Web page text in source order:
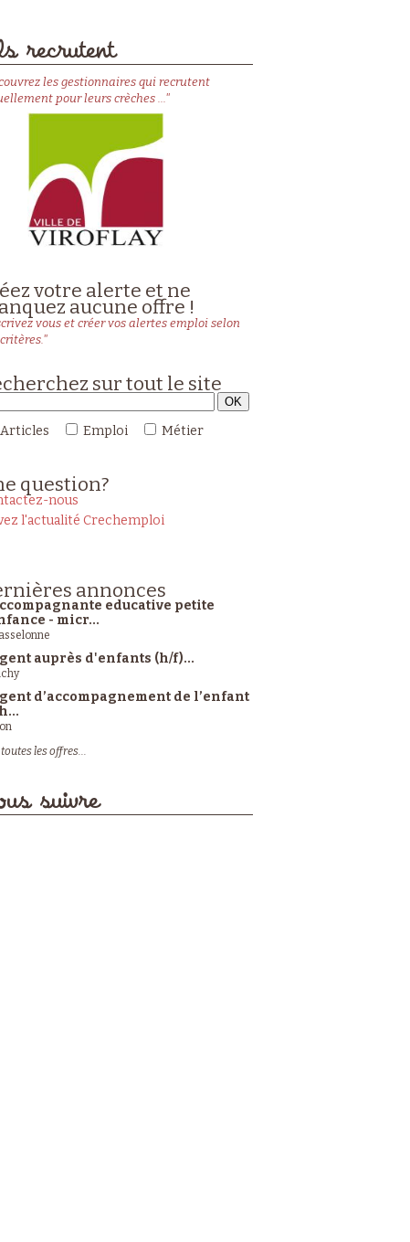
recrutent
les gestionnaires qui recrutent
pour leurs crèches ..."
votre alerte et ne
aucune offre !
vous et créer vos alertes emploi selon
sur tout le site
Articles Emploi Métier
question?
nous
l'actualité Crechemploi
annonces
educative petite
- micr...
auprès d'enfants (h/f)...
d’accompagnement de l’enfant
les offres...
suivre